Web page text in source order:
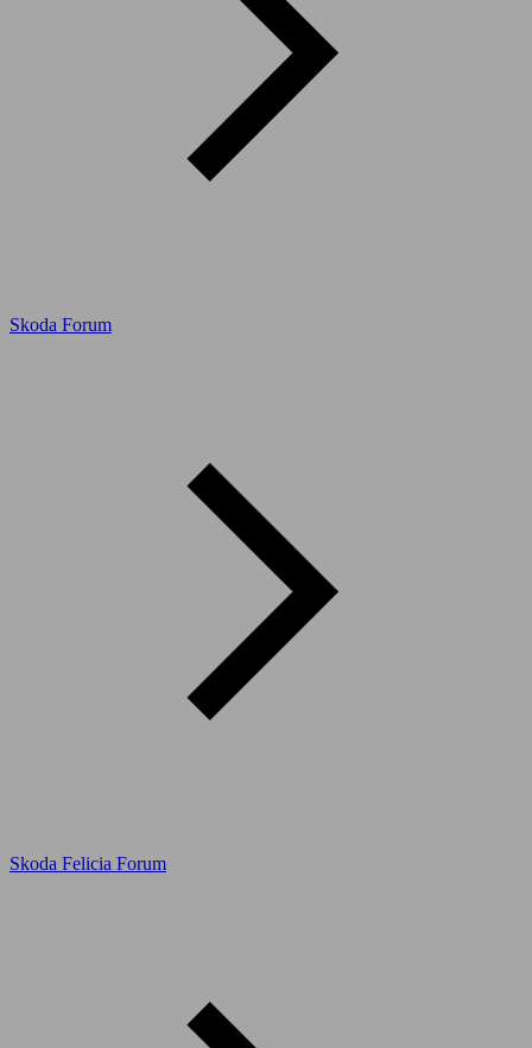
Skoda Forum
Skoda Felicia Forum